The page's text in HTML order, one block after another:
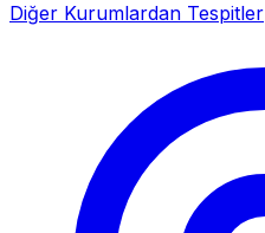
Diğer Kurumlardan Tespitler